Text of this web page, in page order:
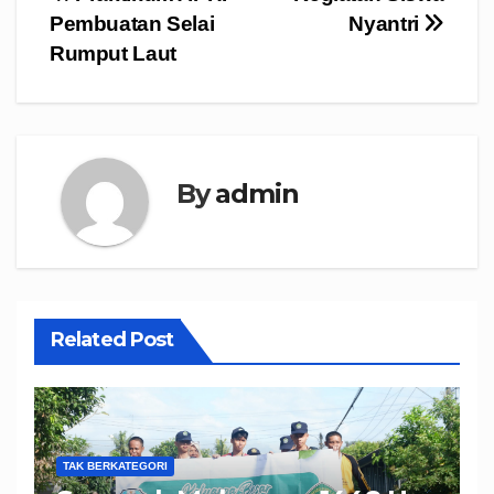
pos
Nyantri
Pembuatan Selai
Rumput Laut
Byadmin
Related Post
TAK BERKATEGORI